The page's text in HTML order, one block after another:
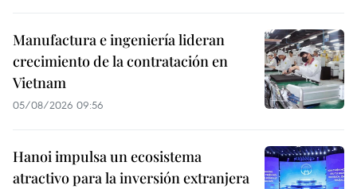
Manufactura e ingeniería lideran
crecimiento de la contratación en
Vietnam
05/08/2026 09:56
Hanoi impulsa un ecosistema
atractivo para la inversión extranjera